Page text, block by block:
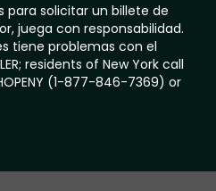
para solicitar un billete de
juega con responsabilidad.
tiene problemas con el
residents of New York call
(1-877-846-7369) or